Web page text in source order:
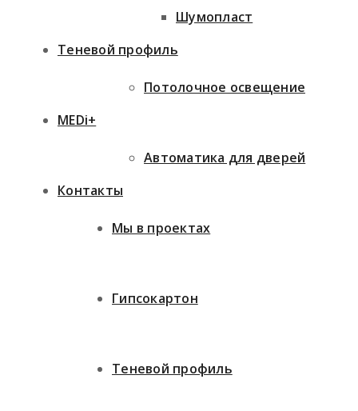
Теневой профиль
MEDi+
Контакты
Шумопласт
Потолочное освещение
Автоматика для дверей
Мы в проектах
Гипсокартон
Теневой профиль